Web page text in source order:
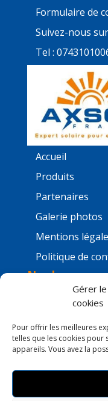
Gérer
cookies
Pour offrir les meilleures
telles que les cookies pour
appareils. Vous avez la
Formulaire de
Suivez-nous sur
Tel :
Accueil
Produits
Partenaires
Galerie photos
Mentions
Politique de
Nos bureaux